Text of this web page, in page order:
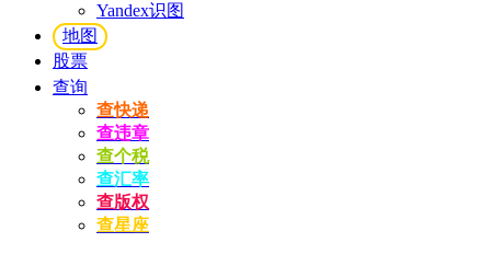
Yandex识图
地图
股票
查询
查快递
查违章
查个税
查汇率
查版权
查星座